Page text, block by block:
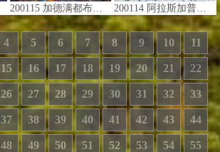
200115 加德满都布达纳特塔鸟瞰图，尼泊尔 (© Maksim Semin/Shutterstock) 200114 阿拉斯加普拉德霍湾附近的雄性麝牛 (© Oliver Smart/Alamy)
4 5 6 7 8 9 10 11
15 16 17 18 19 20 21 22
26 27 28 29 30 31 32 33
37 38 39 40 41 42 43 44
48 49 50 51 52 53 54 55